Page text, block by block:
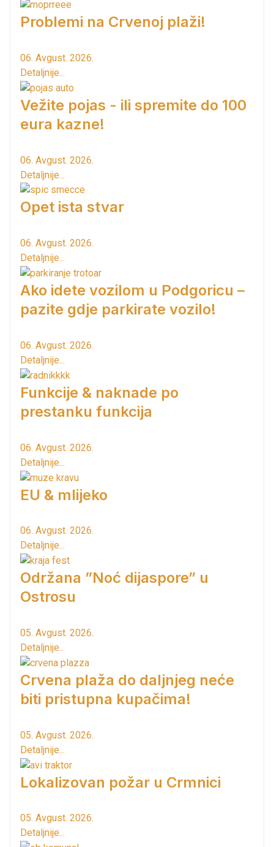
Problemi na Crvenoj plaži!
06. Avgust. 2026.
Detaljnije...
Vežite pojas - ili spremite do 100
eura kazne!
06. Avgust. 2026.
Detaljnije...
Opet ista stvar
06. Avgust. 2026.
Detaljnije...
Ako idete vozilom u Podgoricu –
pazite gdje parkirate vozilo!
06. Avgust. 2026.
Detaljnije...
Funkcije & naknade po
prestanku funkcija
06. Avgust. 2026.
Detaljnije...
EU & mlijeko
06. Avgust. 2026.
Detaljnije...
Održana ”Noć dijaspore” u
Ostrosu
05. Avgust. 2026.
Detaljnije...
Crvena plaža do daljnjeg neće
biti pristupna kupačima!
05. Avgust. 2026.
Detaljnije...
Lokalizovan požar u Crmnici
05. Avgust. 2026.
Detaljnije...